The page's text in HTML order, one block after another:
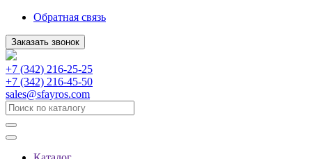
Обратная связь
Заказать звонок
+7 (342) 216-25-25
+7 (342) 216-45-50
sales@sfayros.com